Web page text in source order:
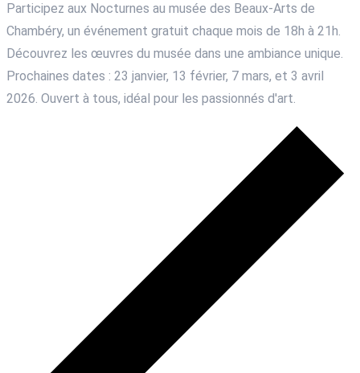
Participez aux Nocturnes au musée des Beaux-Arts de
Chambéry, un événement gratuit chaque mois de 18h à 21h.
Découvrez les œuvres du musée dans une ambiance unique.
Prochaines dates : 23 janvier, 13 février, 7 mars, et 3 avril
2026. Ouvert à tous, idéal pour les passionnés d'art.